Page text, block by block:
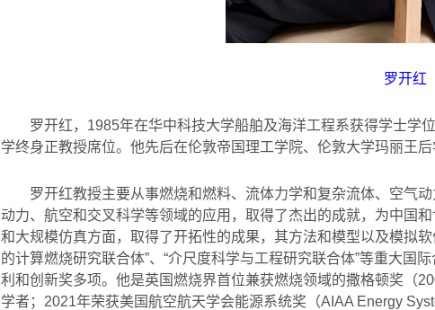
罗开红
罗开红，1985年在华中科技大学船舶及海洋工程系获得学士学
学终身正教授席位。他先后在伦敦帝国理工学院、伦敦大学玛丽王
罗开红教授主要从事燃烧和燃料、流体力学和复杂流体、空气
动力、航空和交叉科学等领域的应用，取得了杰出的成就，为中国
和大规模仿真方面，取得了开拓性的成果，其方法和模型以及模拟
的计算燃烧研究联合体”、“介尺度科学与工程研究联合体”等重大国
利和创新奖多项。他是英国燃烧界首位兼获燃烧领域的撒格顿奖（
学者； 2021年荣获美国航空航天学会能源系统奖（AIAA Energy